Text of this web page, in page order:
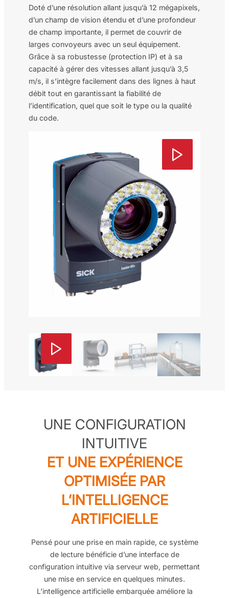
Doté d’une résolution allant jusqu’à 12 mégapixels,
d’un champ de vision étendu et d’une profondeur
de champ importante, il permet de couvrir de
larges convoyeurs avec un seul équipement.
Grâce à sa robustesse (protection IP) et à sa
capacité à gérer des vitesses allant jusqu’à 3,5
m/s, il s’intègre facilement dans des lignes à haut
débit tout en garantissant la fiabilité de
l’identification, quel que soit le type ou la qualité
du code.
UNE CONFIGURATION
INTUITIVE
ET UNE EXPÉRIENCE
OPTIMISÉE PAR
L’INTELLIGENCE
ARTIFICIELLE
Pensé pour une prise en main rapide, ce système
de lecture bénéficie d’une interface de
configuration intuitive via serveur web, permettant
une mise en service en quelques minutes.
L’intelligence artificielle embarquée améliore la